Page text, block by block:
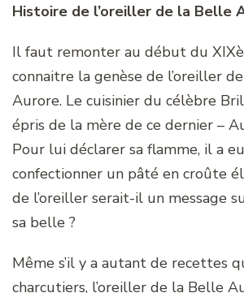
Histoire de l’oreiller de la Belle
Il faut remonter au début du
connaitre la genèse de l’oreiller
Aurore. Le cuisinier du célèbre
épris de la mère de ce dernier –
Pour lui déclarer sa flamme, il a
confectionner un pâté en croûte
de l’oreiller serait-il un message
sa belle ?
Même s’il y a autant de recettes
charcutiers, l’oreiller de la Belle